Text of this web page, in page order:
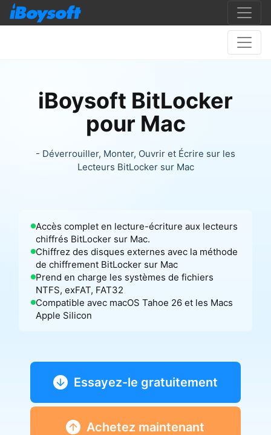
iBoysoft BitLocker
pour Mac
- Déverrouiller, Monter, Ouvrir et Écrire sur les
Lecteurs BitLocker sur Mac
Accès complet en lecture-écriture aux lecteurs
chiffrés BitLocker sur Mac.
Chiffrez des disques externes avec la méthode
de chiffrement BitLocker sur Mac
Prend en charge les systèmes de fichiers
NTFS, exFAT, FAT32
Compatible avec macOS Tahoe 26 et les Macs
Apple Silicon
Essayez-le gratuitement
Achetez maintenant